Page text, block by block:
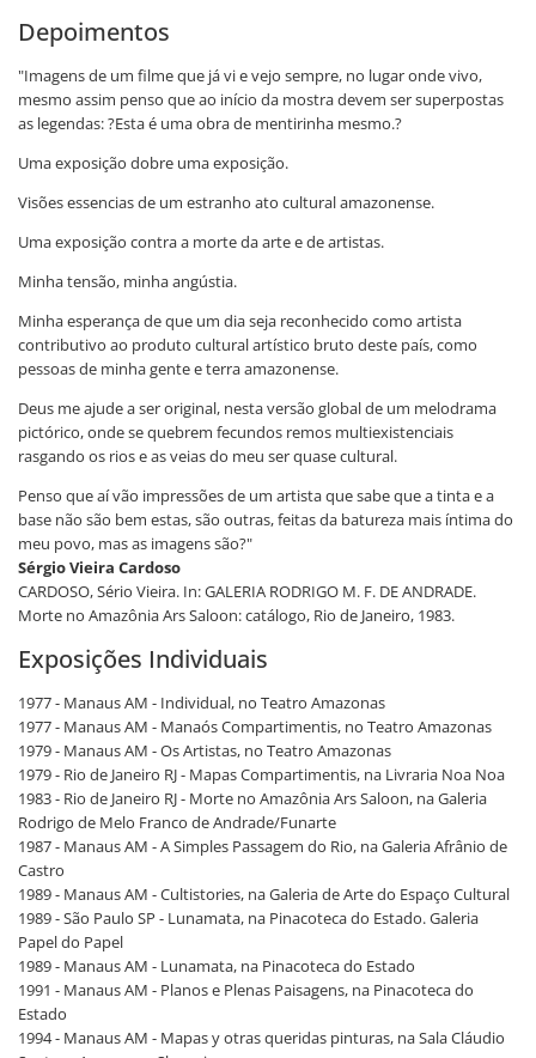
Depoimentos
"Imagens de um filme que já vi e vejo sempre, no lugar onde vivo,
mesmo assim penso que ao início da mostra devem ser superpostas
as legendas: ?Esta é uma obra de mentirinha mesmo.?
Uma exposição dobre uma exposição.
Visões essencias de um estranho ato cultural amazonense.
Uma exposição contra a morte da arte e de artistas.
Minha tensão, minha angústia.
Minha esperança de que um dia seja reconhecido como artista
contributivo ao produto cultural artístico bruto deste país, como
pessoas de minha gente e terra amazonense.
Deus me ajude a ser original, nesta versão global de um melodrama
pictórico, onde se quebrem fecundos remos multiexistenciais
rasgando os rios e as veias do meu ser quase cultural.
Penso que aí vão impressões de um artista que sabe que a tinta e a
base não são bem estas, são outras, feitas da batureza mais íntima do
meu povo, mas as imagens são?"
Sérgio Vieira Cardoso
CARDOSO, Sério Vieira. In: GALERIA RODRIGO M. F. DE ANDRADE.
Morte no Amazônia Ars Saloon: catálogo, Rio de Janeiro, 1983.
Exposições Individuais
1977 - Manaus AM - Individual, no Teatro Amazonas
1977 - Manaus AM - Manaós Compartimentis, no Teatro Amazonas
1979 - Manaus AM - Os Artistas, no Teatro Amazonas
1979 - Rio de Janeiro RJ - Mapas Compartimentis, na Livraria Noa Noa
1983 - Rio de Janeiro RJ - Morte no Amazônia Ars Saloon, na Galeria
Rodrigo de Melo Franco de Andrade/Funarte
1987 - Manaus AM - A Simples Passagem do Rio, na Galeria Afrânio de
Castro
1989 - Manaus AM - Cultistories, na Galeria de Arte do Espaço Cultural
1989 - São Paulo SP - Lunamata, na Pinacoteca do Estado. Galeria
Papel do Papel
1989 - Manaus AM - Lunamata, na Pinacoteca do Estado
1991 - Manaus AM - Planos e Plenas Paisagens, na Pinacoteca do
Estado
1994 - Manaus AM - Mapas y otras queridas pinturas, na Sala Cláudio